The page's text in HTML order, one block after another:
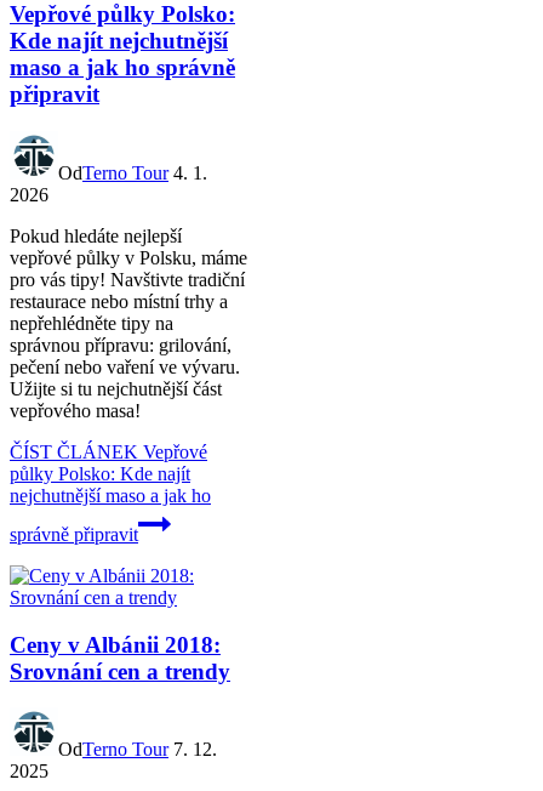
Vepřové půlky Polsko:
Kde najít nejchutnější
maso a jak ho správně
připravit
OdTerno Tour 4. 1.
2026
Pokud hledáte nejlepší
vepřové půlky v Polsku, máme
pro vás tipy! Navštivte tradiční
restaurace nebo místní trhy a
nepřehlédněte tipy na
správnou přípravu: grilování,
pečení nebo vaření ve vývaru.
Užijte si tu nejchutnější část
vepřového masa!
ČÍST ČLÁNEK Vepřové
půlky Polsko: Kde najít
nejchutnější maso a jak ho
správně připravit
Ceny v Albánii 2018:
Srovnání cen a trendy
OdTerno Tour 7. 12.
2025